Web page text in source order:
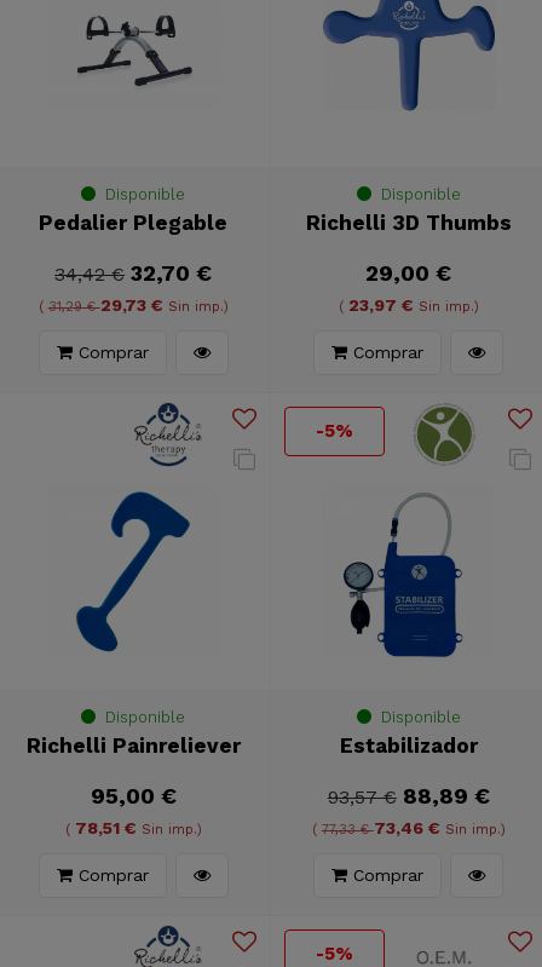
Disponible
Pedalier Plegable
34,42 € 32,70 €
(31,29 €29,73 € Sin imp.)
Comprar
Disponible
Richelli 3D Thumbs
29,00 €
( 23,97 € Sin imp.)
Comprar
Disponible
Richelli Painreliever
95,00 €
( 78,51 € Sin imp.)
Comprar
-5%
Disponible
Estabilizador
93,57 € 88,89 €
( 77,33 €73,46 € Sin imp.)
Comprar
-5%